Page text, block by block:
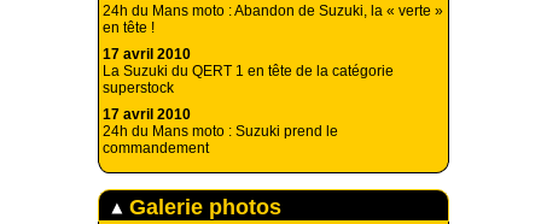
24h du Mans moto : Abandon de Suzuki, la « verte »
en tête !
17 avril 2010
La Suzuki du QERT 1 en tête de la catégorie
superstock
17 avril 2010
24h du Mans moto : Suzuki prend le
commandement
Galerie photos